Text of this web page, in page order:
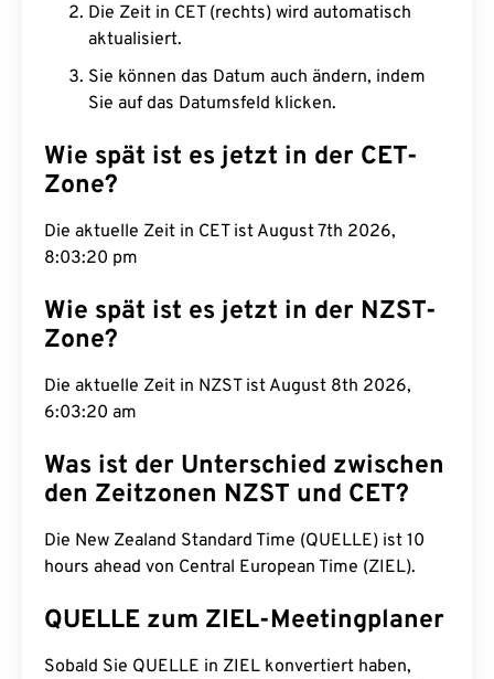
Die Zeit in CET (rechts) wird automatisch
aktualisiert.
Sie können das Datum auch ändern, indem
Sie auf das Datumsfeld klicken.
Wie spät ist es jetzt in der CET-
Zone?
Die aktuelle Zeit in CET ist August 7th 2026,
8:03:21 pm
Wie spät ist es jetzt in der NZST-
Zone?
Die aktuelle Zeit in NZST ist August 8th 2026,
6:03:21 am
Was ist der Unterschied zwischen
den Zeitzonen NZST und CET?
Die New Zealand Standard Time (QUELLE) ist 10
hours ahead von Central European Time (ZIEL).
QUELLE zum ZIEL-Meetingplaner
Sobald Sie QUELLE in ZIEL konvertiert haben,